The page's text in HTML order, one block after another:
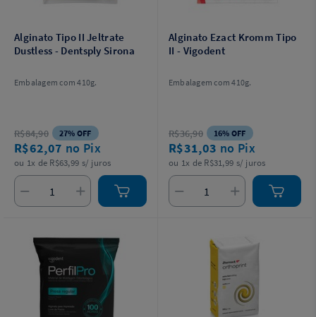
Alginato Tipo II Jeltrate
Dustless - Dentsply Sirona
Embalagem com 410g.
R$84,90 27% OFF
R$62,07 no Pix
ou 1x de R$63,99 s/ juros
Alginato Ezact Kromm Tipo
II - Vigodent
Embalagem com 410g.
R$36,90 16% OFF
R$31,03 no Pix
ou 1x de R$31,99 s/ juros